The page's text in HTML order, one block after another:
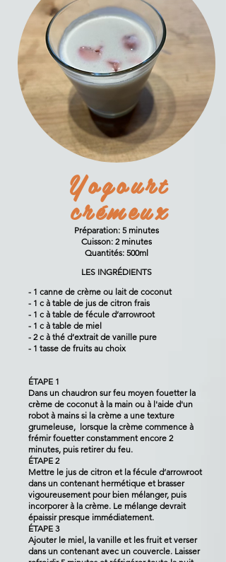
Yogourt
crémeux
Préparation: 5 minutes
Cuisson: 2 minutes
Quantités: 500ml
LES INGRÉDIENTS
- 1 canne de crème ou lait de coconut
- 1 c à table de jus de citron frais
- 1 c à table de fécule d’arrowroot
- 1 c à table de miel
- 2 c à thé d’extrait de vanille pure
- 1 tasse de fruits au choix
ÉTAPE 1
Dans un chaudron sur feu moyen fouetter la
crème de coconut à la main ou à l'aide d'un
robot à mains si la crème a une texture
grumeleuse, lorsque la crème commence à
frémir fouetter constamment encore 2
minutes, puis retirer du feu.
ÉTAPE 2
Mettre le jus de citron et la fécule d’arrowroot
dans un contenant hermétique et brasser
vigoureusement pour bien mélanger, puis
incorporer à la crème. Le mélange devrait
épaissir presque immédiatement.
ÉTAPE 3
Ajouter le miel, la vanille et les fruit et verser
dans un contenant avec un couvercle. Laisser